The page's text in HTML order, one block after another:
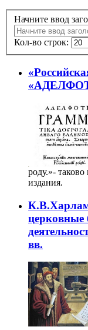
Начните ввод
Кол-во строк:
роду.»- таково
издания.
церковные
вв.